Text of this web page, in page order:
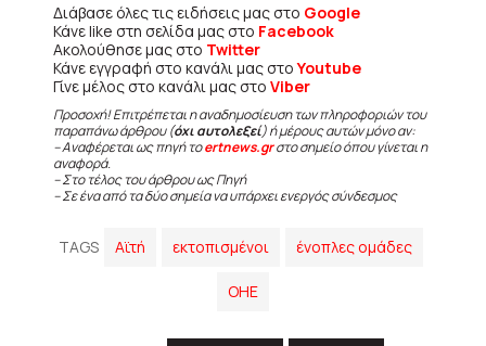
Διάβασε όλες τις ειδήσεις μας στο Google
Κάνε like στη σελίδα μας στο Facebook
Ακολούθησε μας στο Twitter
Κάνε εγγραφή στο κανάλι μας στοYoutube
Γίνε μέλος στο κανάλι μας στο Viber
Προσοχή! Επιτρέπεται η αναδημοσίευση των πληροφοριών του
παραπάνω άρθρου (όχι αυτολεξεί) ή μέρους αυτών μόνο αν:
– Αναφέρεται ως πηγή τοertnews.grστο σημείο όπου γίνεται η
αναφορά.
– Στο τέλος του άρθρου ως Πηγή
– Σε ένα από τα δύο σημεία να υπάρχει ενεργός σύνδεσμος
TAGS Αϊτή εκτοπισμένοι ένοπλες ομάδες
ΟΗΕ